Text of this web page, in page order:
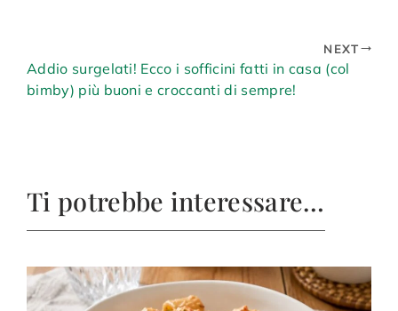
NEXT
Addio surgelati! Ecco i sofficini fatti in casa (col
bimby) più buoni e croccanti di sempre!
Ti potrebbe interessare…